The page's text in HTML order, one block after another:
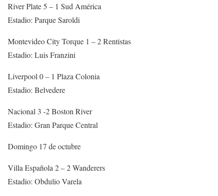
River Plate 5 – 1 Sud América
Estadio: Parque Saroldi
Montevideo City Torque 1 – 2 Rentistas
Estadio: Luis Franzini
Liverpool 0 – 1 Plaza Colonia
Estadio: Belvedere
Nacional 3 -2 Boston River
Estadio: Gran Parque Central
Domingo 17 de octubre
Villa Española 2 – 2 Wanderers
Estadio: Obdulio Varela